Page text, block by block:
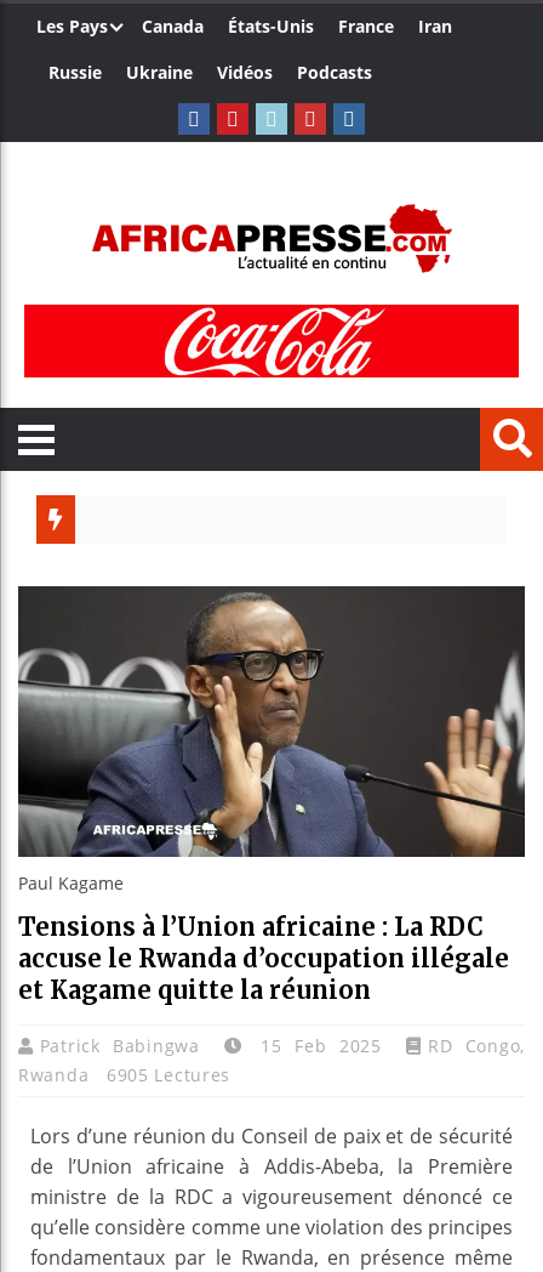
Les Pays Canada États-Unis France
Iran
Russie
Ukraine Vidéos Podcasts
Ceuta :
Paul Kagame
Tensions à l’Union africaine : La RDC
accuse le Rwanda d’occupation illégale
et Kagame quitte la réunion
Patrick Babingwa 15 Feb 2025 RD Congo,
Rwanda
6905 Lectures
Lors d’une réunion du Conseil de paix et de sécurité
de l’Union africaine à Addis-Abeba, la Première
ministre de la RDC a vigoureusement dénoncé ce
qu’elle considère comme une violation des principes
fondamentaux par le Rwanda, en présence même